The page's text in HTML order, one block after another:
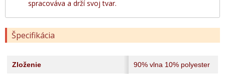
spracováva a drží svoj tvar.
Špecifikácia
Zloženie 90% vlna 10% polyester